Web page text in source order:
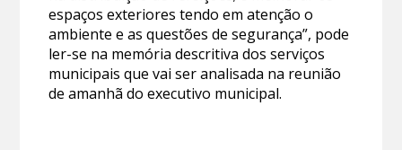
espaços exteriores tendo em atenção o
ambiente e as questões de segurança”, pode
ler-se na memória descritiva dos serviços
municipais que vai ser analisada na reunião
de amanhã do executivo municipal.